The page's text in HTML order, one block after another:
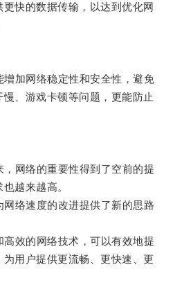
快的数据传输，以达到优化网
加网络稳定性和安全性，避免
、游戏卡顿等问题，更能防止
网络的重要性得到了空前的提
越来越高。
络速度的改进提供了新的思路
效的网络技术，可以有效地提
用户提供更流畅、更快速、更